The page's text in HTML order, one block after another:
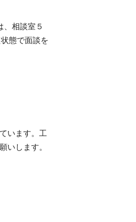
、相談室５
態で面談を
います。工
いします。